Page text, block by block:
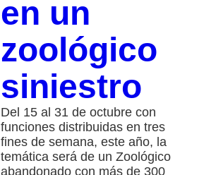
en un
zoológico
siniestro
Del 15 al 31 de octubre con
funciones distribuidas en tres
fines de semana, este año, la
temática será de un Zoológico
abandonado con más de 300